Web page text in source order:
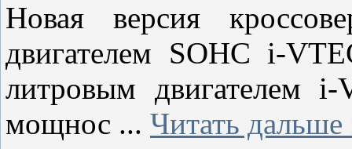
Новая версия
двигателем SOHC i-
литровым двигателем i-
мощнос ... Читать дальше